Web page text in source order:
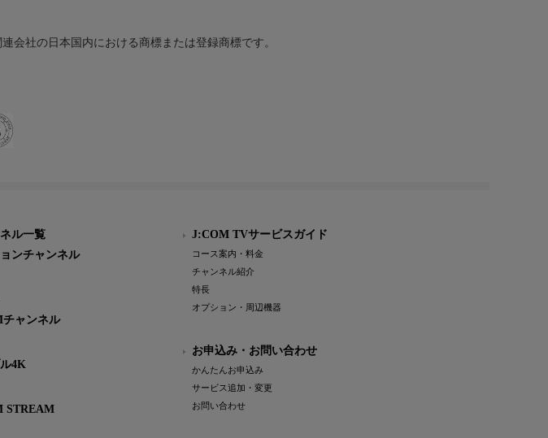
会社の日本国内における商標または登録商標です。
ル一覧
ンチャンネル
ャンネル
4K
STREAM
J:COM TVサービスガイド
コース案内・料金
チャンネル紹介
特長
オプション・周辺機器
お申込み・お問い合わせ
かんたんお申込み
サービス追加・変更
お問い合わせ